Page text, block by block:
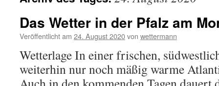
Das Wetter in der Pfalz am
Veröffentlicht am 24. August 2020von wettermann
Wetterlage In einer frischen,
weiterhin nur noch mäßig warme